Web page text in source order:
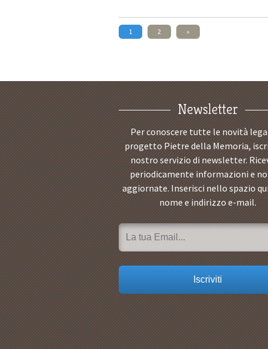
1 2 »
Newsletter
Per conoscere tutte le novità
progetto Pietre della Memoria,
nostro servizio di newsletter.
periodicamente informazioni e
aggiornate. Inserisci nello spazio
nome e indirizzo e-mail.